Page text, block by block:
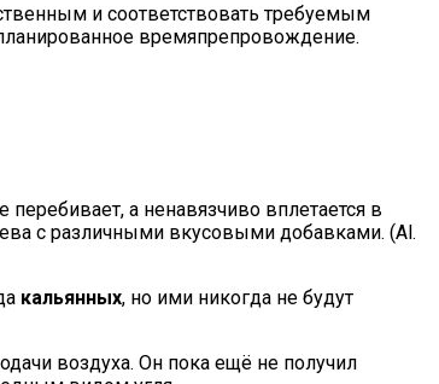
и соответствовать требуемым
времяпрепровождение.
а ненавязчиво вплетается в
с различными вкусовыми добавками. (Al.
кальянных, но ими никогда не будут
воздуха. Он пока ещё не получил